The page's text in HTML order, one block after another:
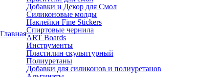
Главная
Добавки и Декор для Смол
Силиконовые молды
Наклейки Fine Stickers
Спиртовые чернила
ART Boards
Инструменты
Пластилин скульптурный
Полиуретаны
Добавки для силиконов и полиуретанов